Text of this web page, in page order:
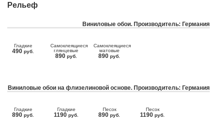
Рельеф
Виниловые обои. Производитель: Германия
Гладкие
490 руб.
Самоклеящиеся
глянцевые
890 руб.
Самоклеящиеся
матовые
890 руб.
Виниловые обои на флизелиновой основе. Производитель: Германия
Гладкие
890 руб.
Гладкие
1190 руб.
Песок
890 руб.
Песок
1190 руб.